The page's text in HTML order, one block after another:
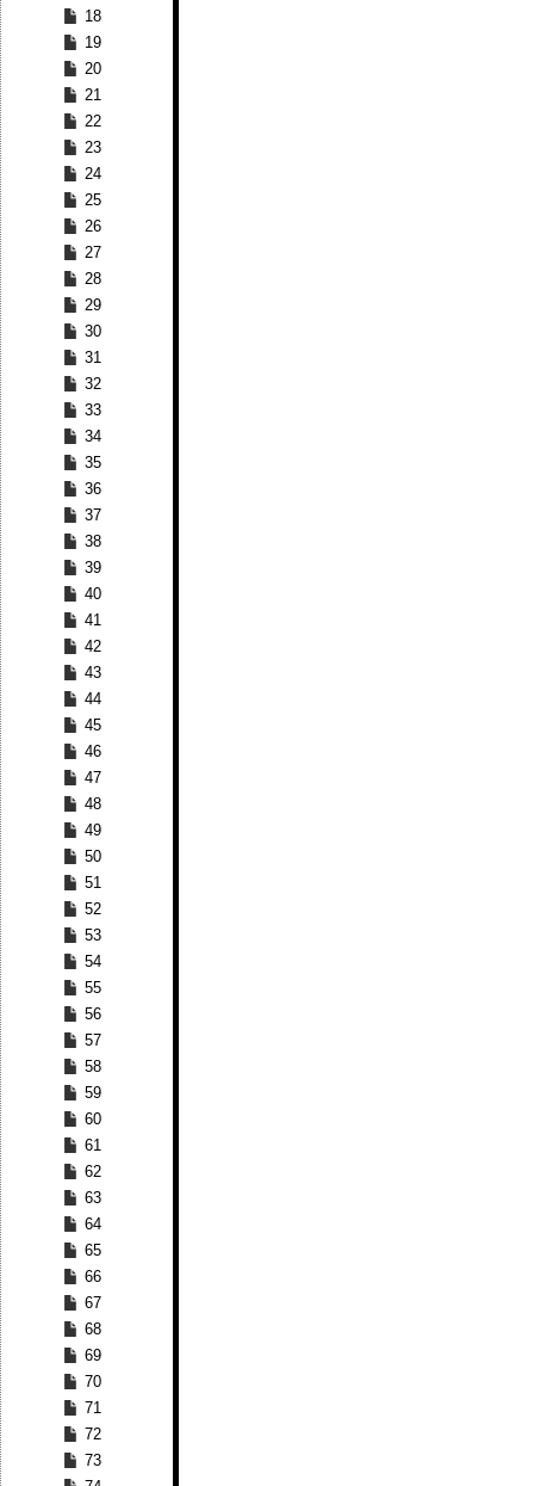
18
19
20
21
22
23
24
25
26
27
28
29
30
31
32
33
34
35
36
37
38
39
40
41
42
43
44
45
46
47
48
49
50
51
52
53
54
55
56
57
58
59
60
61
62
63
64
65
66
67
68
69
70
71
72
73